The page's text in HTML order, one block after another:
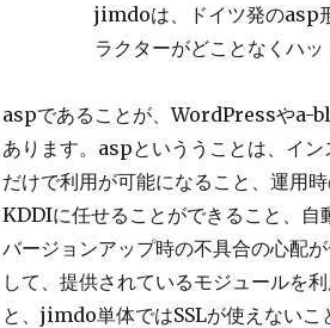
jimdoは、ドイツ発のasp
ラクターがどことなくハッ
aspであることが、WordPressやa-
あります。aspといううことは、イ
だけで利用が可能になること、運用
KDDIに任せることができること、自
バージョンアップ時の不具合の心配
して、提供されているモジュールを
と、jimdo単体ではSSLが使えないこ